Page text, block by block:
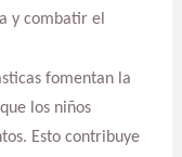
y combatir el
fomentan la
los niños
Esto contribuye